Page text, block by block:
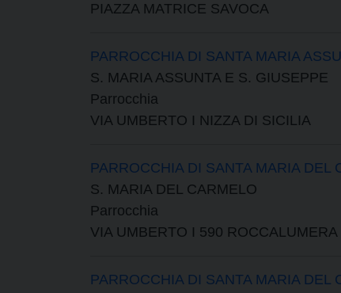
PIAZZA MATRICE SAVOCA
PARROCCHIA DI SANTA MARIA
S. MARIA ASSUNTA E S. GIUSEPPE
Parrocchia
VIA UMBERTO I NIZZA DI SICILIA
PARROCCHIA DI SANTA MARIA DEL
S. MARIA DEL CARMELO
Parrocchia
VIA UMBERTO I 590 ROCCALUMERA
PARROCCHIA DI SANTA MARIA DEL